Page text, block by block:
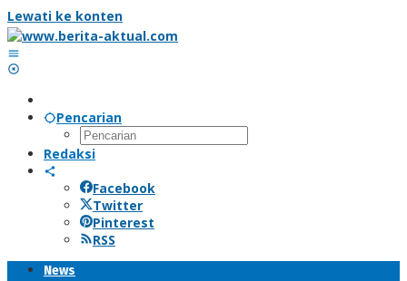
Lewati ke konten
Pencarian
Redaksi
Facebook
Twitter
Pinterest
RSS
News